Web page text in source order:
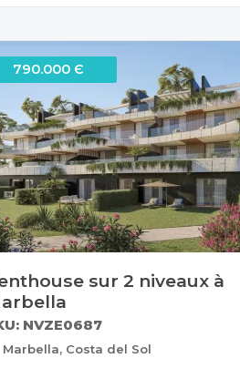
790.000 Є
sur 2 niveaux à
NVZE0687
Marbella, Costa del Sol